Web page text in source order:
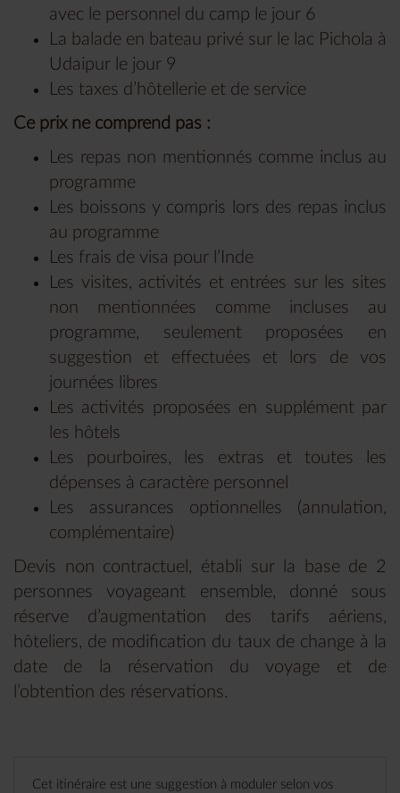
avec le personnel du camp le jour 6
La balade en bateau privé sur le lac Pichola à
Udaipur le jour 9
Les taxes d’hôtellerie et de service
Ce prix ne comprend pas :
Les repas non mentionnés comme inclus au
programme
Les boissons y compris lors des repas inclus
au programme
Les frais de visa pour l’Inde
Les visites, activités et entrées sur les sites
non mentionnées comme incluses au
programme, seulement proposées en
suggestion et effectuées et lors de vos
journées libres
Les activités proposées en supplément par
les hôtels
Les pourboires, les extras et toutes les
dépenses à caractère personnel
Les assurances optionnelles (annulation,
complémentaire)
Devis non contractuel, établi sur la base de 2
personnes voyageant ensemble, donné sous
réserve d’augmentation des tarifs aériens,
hôteliers, de modification du taux de change à la
date de la réservation du voyage et de
l’obtention des réservations.
Cet itinéraire est une suggestion à moduler selon vos